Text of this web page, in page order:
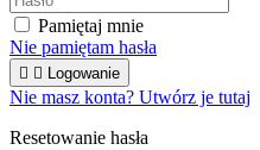
Pamiętaj mnie
Nie pamiętam hasła
  Logowanie
Nie masz konta? Utwórz je tutaj
Resetowanie hasła